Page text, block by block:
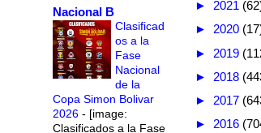
Nacional B
Clasificad
os a la
Fase
Nacional
de la
Copa Simon Bolivar
2026 - [image:
Clasificados a la Fase
► 2021
► 2020
► 2019
► 2018
► 2017
► 2016